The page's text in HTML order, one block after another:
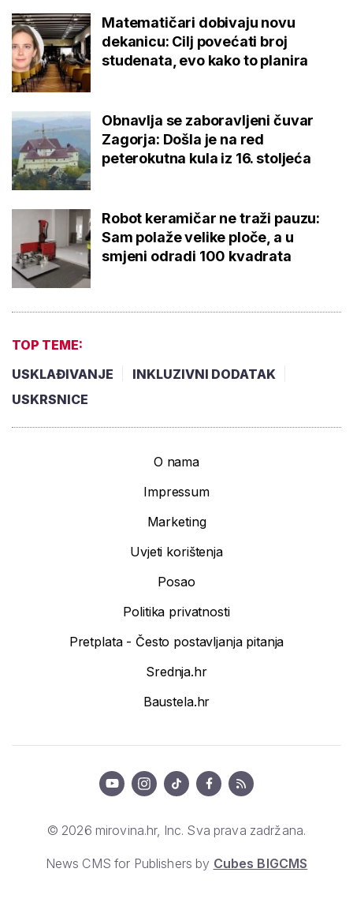
Matematičari dobivaju novu
dekanicu: Cilj povećati broj
studenata, evo kako to planira
Obnavlja se zaboravljeni čuvar
Zagorja: Došla je na red
peterokutna kula iz 16. stoljeća
Robot keramičar ne traži pauzu:
Sam polaže velike ploče, a u
smjeni odradi 100 kvadrata
TOP TEME:
USKLAĐIVANJE
INKLUZIVNI DODATAK
USKRSNICE
O nama
Impressum
Marketing
Uvjeti korištenja
Posao
Politika privatnosti
Pretplata - Često postavljanja pitanja
Srednja.hr
Baustela.hr
© 2026 mirovina.hr, Inc. Sva prava zadržana.
News CMS for Publishers by Cubes BIGCMS